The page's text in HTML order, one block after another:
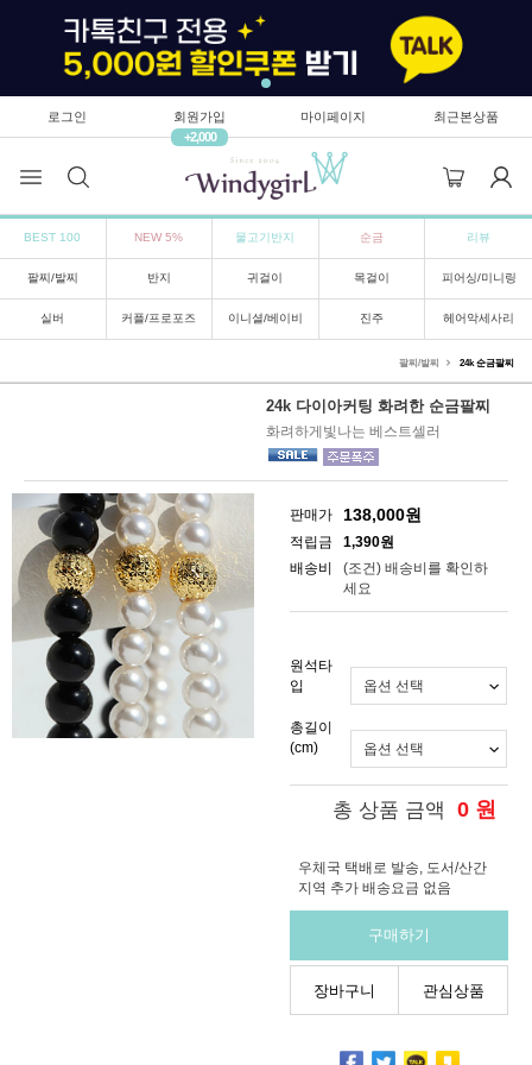
로그인
회원가입
+2,000
마이페이지 최근본상품
BEST 100 NEW 5% 물고기반지 순금 리뷰
팔찌/발찌 반지 귀걸이 목걸이 피어싱/미니링
실버 커플/프로포즈 이니셜/베이비 진주 헤어악세사리
팔찌/발찌 24k 순금팔찌
24k 다이아커팅 화려한 순금팔찌
화려하게빛나는 베스트셀러
판매가 138,000원
적립금
1,390원
배송비
(조건) 배송비를 확인하
세요
원석타
입
총길이
(cm)
총 상품 금액 0 원
우체국 택배로 발송, 도서/산간
지역 추가 배송요금 없음
구매하기
장바구니 관심상품